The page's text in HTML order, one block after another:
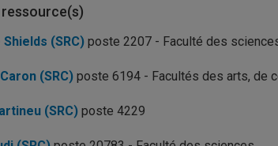
(SRC) poste 2207 - Faculté des
(SRC) poste 6194 - Facultés des arts, de
(SRC) poste 4229